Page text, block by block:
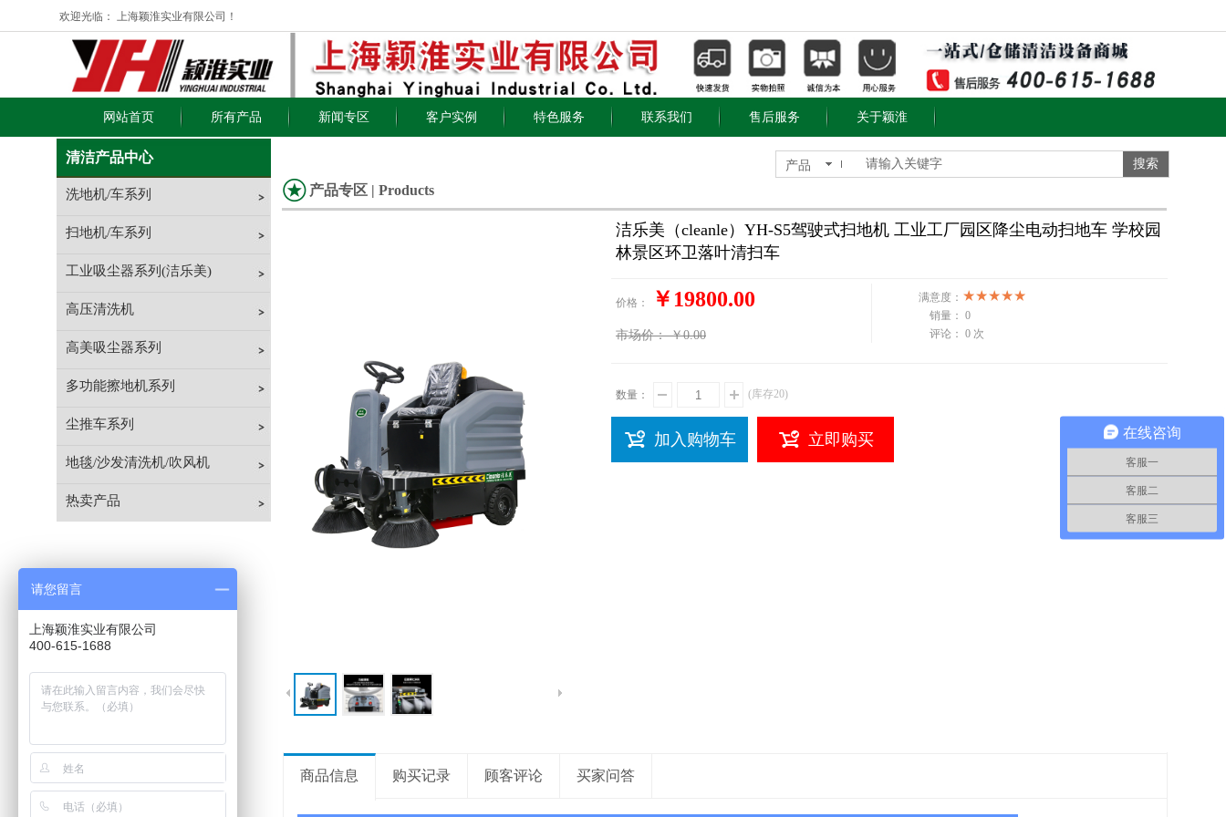
欢迎光临： 上海颖淮实业有限公司！
网站首页 所有产品 新闻专区 客户实例 特色服务 联系我们 售后服务 关于颖淮
清洁产品中心 产品 搜索
产品专区 | Products
洗地机/车系列
扫地机/车系列
工业吸尘器系列(洁乐美)
高压清洗机
高美吸尘器系列
多功能擦地机系列
尘推车系列
地毯/沙发清洗机/吹风机
热卖产品
洁乐美（cleanle）YH-S5驾驶式扫地机 工业工厂园区降尘电动扫地车 学校园
林景区环卫落叶清扫车
价格： ￥19800.00
市场价： ￥0.00
满意度：
销量： 0
评论： 0 次
数量： (库存20)
加入购物车 立即购买
商品信息 购买记录 顾客评论 买家问答
在线咨询
客服一
客服二
客服三
请您留言
上海颖淮实业有限公司
400-615-1688